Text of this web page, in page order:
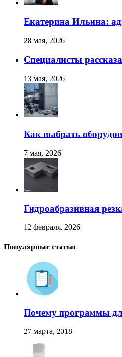
Екатерина Ильина:
28 мая, 2026
Специалисты
13 мая, 2026
Как выбрать
7 мая, 2026
Гидроабразивная
12 февраля, 2026
Популярные статьи
Почему программы
27 марта, 2018